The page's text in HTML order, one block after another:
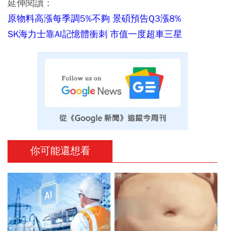
延伸閱讀：
原物料高漲每季調5%不夠 景碩預告Q3漲8%
SK海力士靠AI記憶體衝刺 市值一度超車三星
你可能還想看
PR